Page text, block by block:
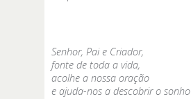
Senhor, Pai e Criador,
fonte de toda a vida,
acolhe a nossa oração
e ajuda-nos a descobrir o sonho